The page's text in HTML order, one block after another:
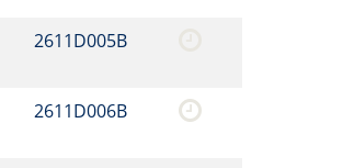
2611D005B
2611D006B